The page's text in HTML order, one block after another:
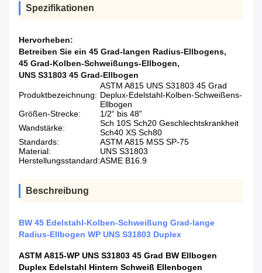
Spezifikationen
Hervorheben:
Betreiben Sie ein 45 Grad-langen Radius-Ellbogens,
45 Grad-Kolben-Schweißungs-Ellbogen,
UNS S31803 45 Grad-Ellbogen
Produktbezeichnung:
ASTM A815 UNS S31803 45 Grad
Deplux-Edelstahl-Kolben-Schweißens-
Ellbogen
Größen-Strecke:
1/2“ bis 48"
Wandstärke:
Sch 10S Sch20 Geschlechtskrankheit
Sch40 XS Sch80
Standards:
ASTM A815 MSS SP-75
Material:
UNS S31803
Herstellungsstandard:ASME B16.9
Beschreibung
BW 45 Edelstahl-Kolben-Schweißung Grad-lange
Radius-Ellbogen WP UNS S31803 Duplex
ASTM A815-WP UNS S31803 45 Grad BW Ellbogen
Duplex Edelstahl Hintern Schweiß Ellenbogen